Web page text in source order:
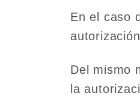
En el caso
Del mismo
la